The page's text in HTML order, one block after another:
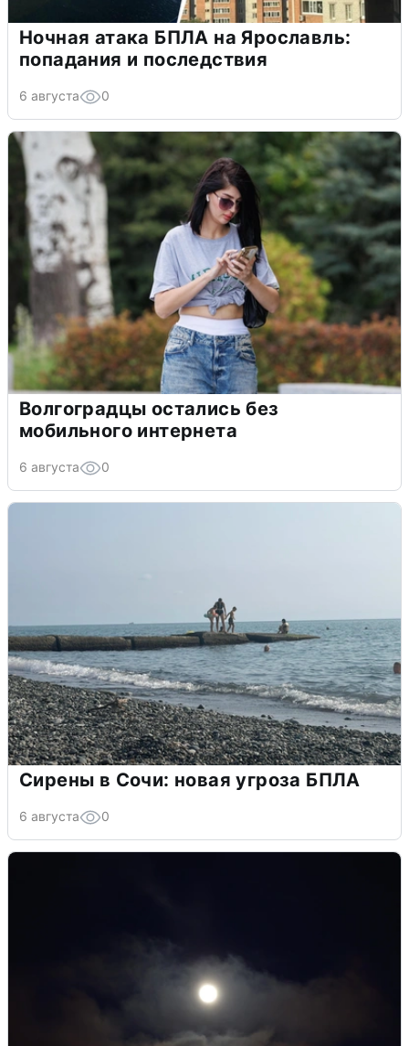
Ночная атака БПЛА на Ярославль:
попадания и последствия
6 августа 0
Волгоградцы остались без
мобильного интернета
6 августа 0
Сирены в Сочи: новая угроза БПЛА
6 августа 0